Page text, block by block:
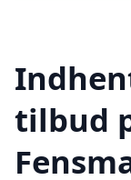
tilbud